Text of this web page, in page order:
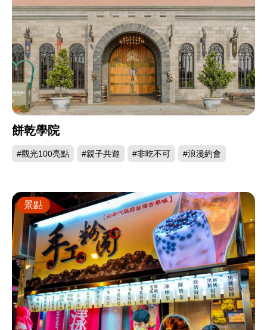
餅乾學院
#觀光100亮點 #親子共遊 #非吃不可 #浪漫約會
景點